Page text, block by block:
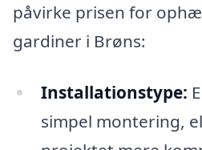
påvirke prisen for
gardiner i Brøns:
Installationstype:
simpel montering,